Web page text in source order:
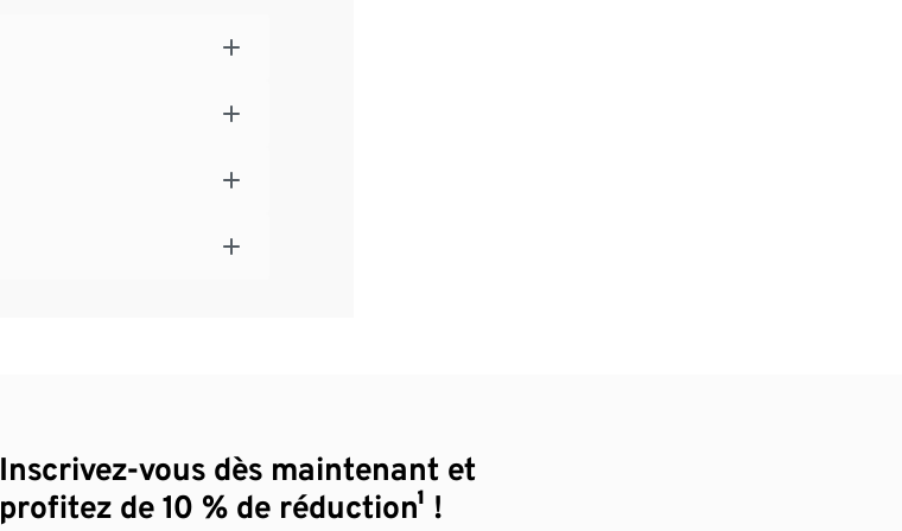
Inscrivez-vous dès maintenant et
profitez de 10 % de réduction¹ !